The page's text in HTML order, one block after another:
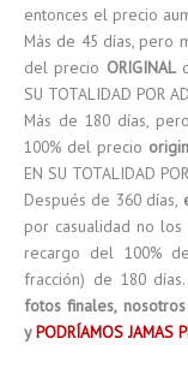
entonces el precio
Más de 45 días, pero
del precio ORIGINAL
SU TOTALIDAD POR
Más de 180 días,
100% del precio
EN SU TOTALIDAD
Después de 360 días,
por casualidad no los
recargo del 100%
fracción) de 180
fotos finales,
yPODRÍAMOS JAMAS